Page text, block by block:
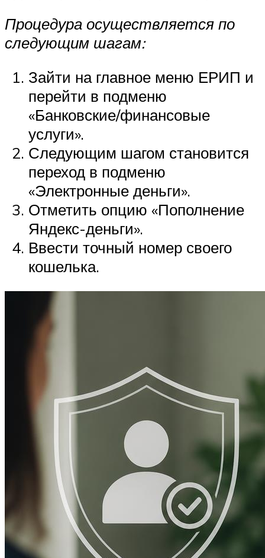
Процедура осуществляется по
следующим шагам:
Зайти на главное меню ЕРИП и
перейти в подменю
«Банковские/финансовые
услуги».
Следующим шагом становится
переход в подменю
«Электронные деньги».
Отметить опцию «Пополнение
Яндекс-деньги».
Ввести точный номер своего
кошелька.